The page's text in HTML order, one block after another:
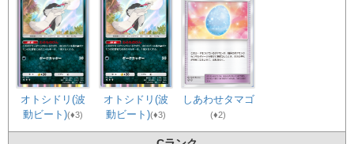
オトシドリ(波
動ビート)(♦3)
オトシドリ(波
動ビート)(♦3)
しあわせタマゴ
(♦2)